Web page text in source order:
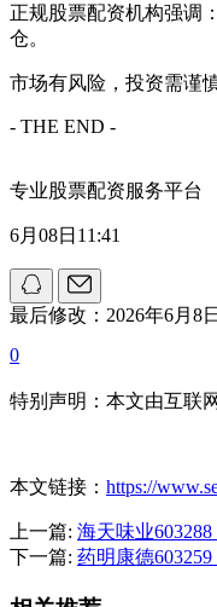
正规股票配资机构强调
仓。
市场有风险，投资需谨
- THE END -
专业股票配资服务平台
6月08日11:41
最后修改：2026年6月8日
0
特别声明：本文由互联
本文链接： https://
上一篇: 海天味业
下一篇: 药明康德